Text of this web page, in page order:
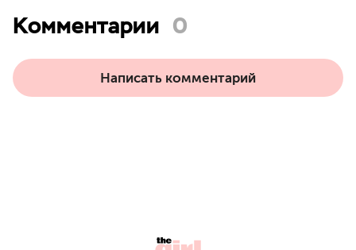
Комментарии 0
Написать комментарий